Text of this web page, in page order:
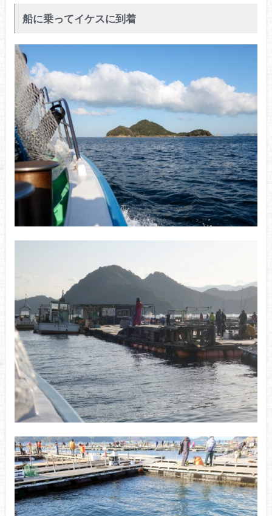
船に乗ってイケスに到着